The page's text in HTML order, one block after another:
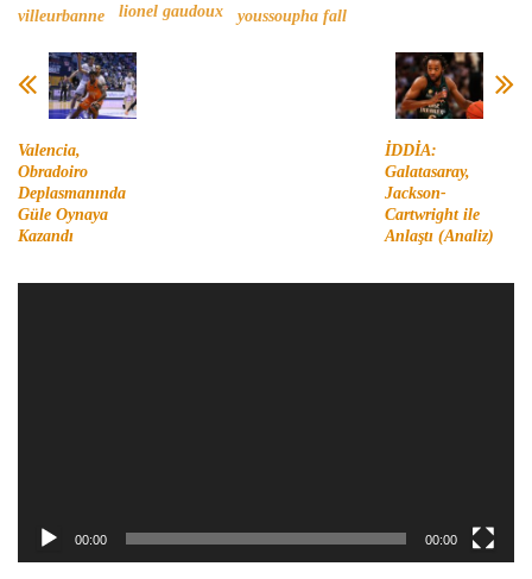
villeurbanne
lionel gaudoux youssoupha fall
Valencia,
Obradoiro
Deplasmanında
Güle Oynaya
Kazandı
İDDİA:
Galatasaray,
Jackson-
Cartwright ile
Anlaştı (Analiz)
00:00 00:00